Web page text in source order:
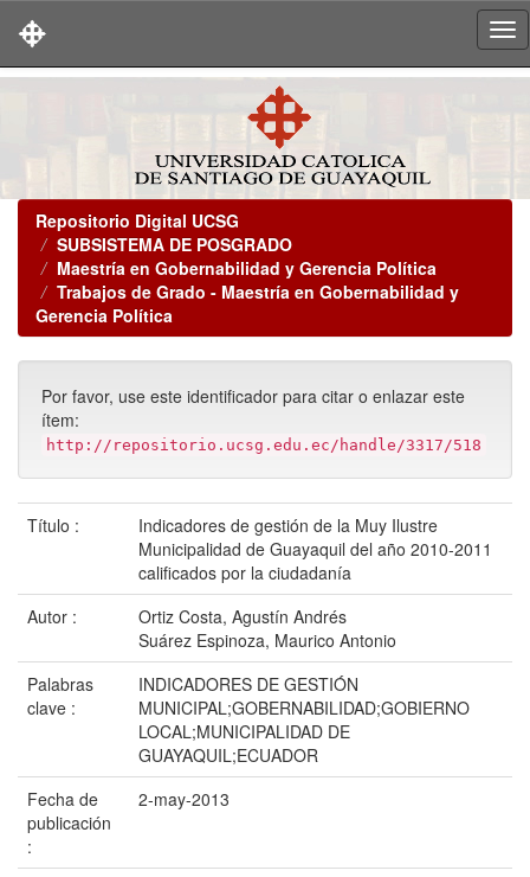
Repositorio Digital UCSG
SUBSISTEMA DE POSGRADO
Maestría en Gobernabilidad y Gerencia Política
Trabajos de Grado - Maestría en Gobernabilidad y
Gerencia Política
Por favor, use este identificador para citar o enlazar este
ítem:
http://repositorio.ucsg.edu.ec/handle/3317/518
Título :
Indicadores de gestión de la Muy Ilustre
Municipalidad de Guayaquil del año 2010-2011
calificados por la ciudadanía
Autor :
Ortiz Costa, Agustín Andrés
Suárez Espinoza, Maurico Antonio
Palabras
clave :
INDICADORES DE GESTIÓN
MUNICIPAL;GOBERNABILIDAD;GOBIERNO
LOCAL;MUNICIPALIDAD DE
GUAYAQUIL;ECUADOR
Fecha de
publicación
:
2-may-2013